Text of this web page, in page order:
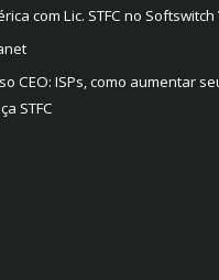
com Lic. STFC no Softswitch
CEO: ISPs, como aumentar
STFC